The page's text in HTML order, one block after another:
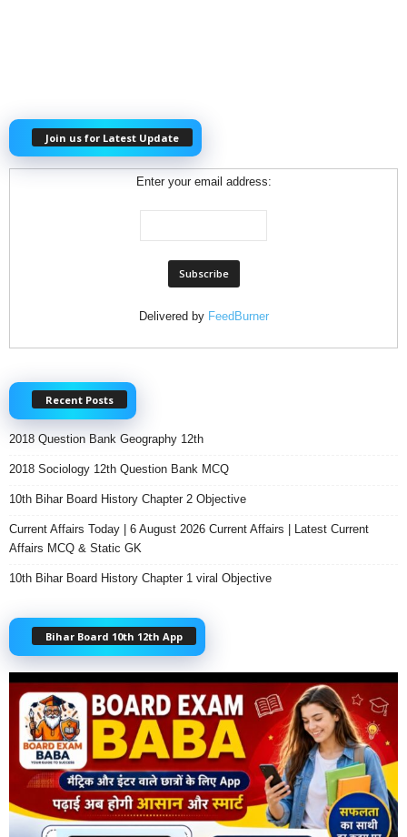
Join us for Latest Update
Enter your email address:
Delivered by FeedBurner
Recent Posts
2018 Question Bank Geography 12th
2018 Sociology 12th Question Bank MCQ
10th Bihar Board History Chapter 2 Objective
Current Affairs Today | 6 August 2026 Current Affairs | Latest Current
Affairs MCQ & Static GK
10th Bihar Board History Chapter 1 viral Objective
Bihar Board 10th 12th App